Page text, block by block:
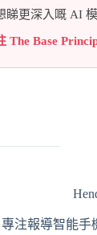
睇更深入嘅 AI
The Base
專注報導智能